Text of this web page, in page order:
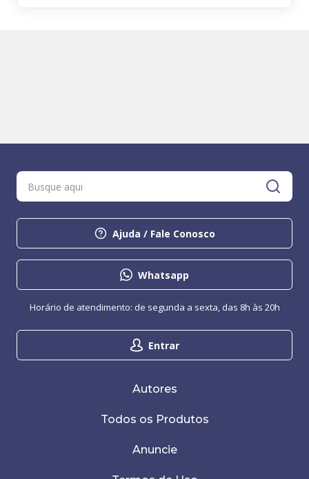
Ajuda / Fale Conosco
Whatsapp
Entrar
Horário de atendimento: de segunda a sexta, das 8h às 20h
Autores
Todos os Produtos
Anuncie